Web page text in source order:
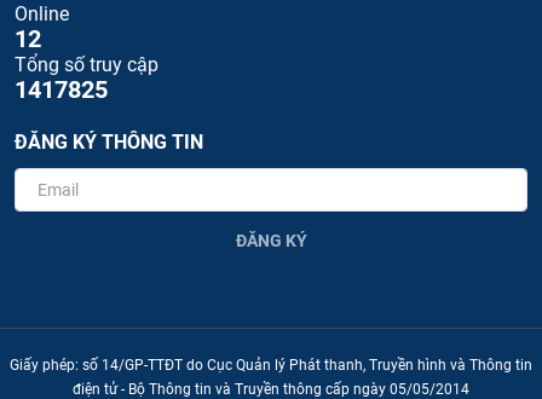
Online
12
Tổng số truy cập
1417825
ĐĂNG KÝ THÔNG TIN
ĐĂNG KÝ
Giấy phép: số 14/GP-TTĐT do Cục Quản lý Phát thanh, Truyền hình và Thông tin
điện tử - Bộ Thông tin và Truyền thông cấp ngày 05/05/2014